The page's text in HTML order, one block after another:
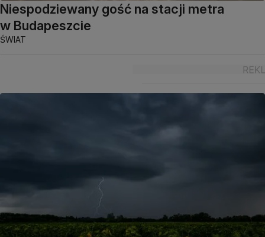
Niespodziewany gość na stacji metra
w Budapeszcie
ŚWIAT